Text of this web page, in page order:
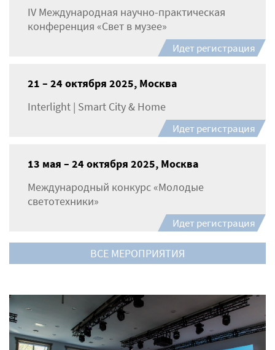
IV Международная научно-практическая
конференция «Свет в музее»
Идет регистрация
21 – 24 октября 2025, Москва
Interlight | Smart City & Home
Идет регистрация
13 мая – 24 октября 2025, Москва
Международный конкурс «Молодые
светотехники»
Идет регистрация
ВСЕ МЕРОПРИЯТИЯ